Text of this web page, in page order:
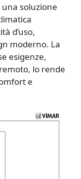
soluzione
d’uso,
moderno. La
esigenze,
lo rende
e